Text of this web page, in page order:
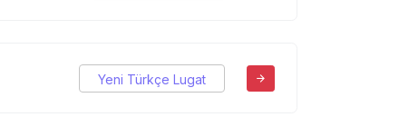
Yeni Türkçe Lugat